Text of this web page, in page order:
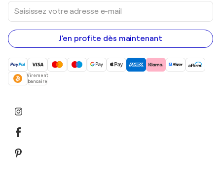
Saisissez
votre
adresse
e-
mail
J'en profite dès maintenant
Virement
bancaire